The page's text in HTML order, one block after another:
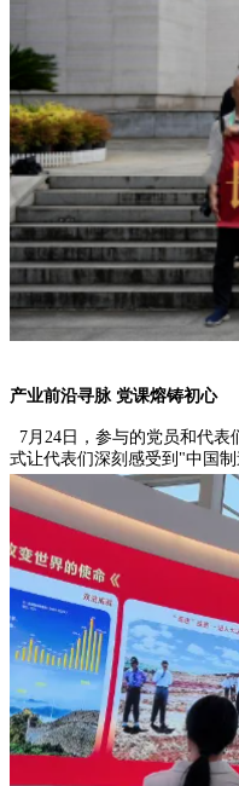
（中国人
产业前沿寻脉 党课熔铸初心
7月24日，参与的党员和代
式让代表们深刻感受到"中国